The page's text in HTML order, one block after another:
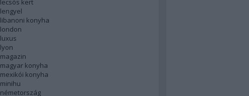
lecsós kert
lengyel
libanoni konyha
london
luxus
lyon
magazin
magyar konyha
mexikói konyha
minihu
németország